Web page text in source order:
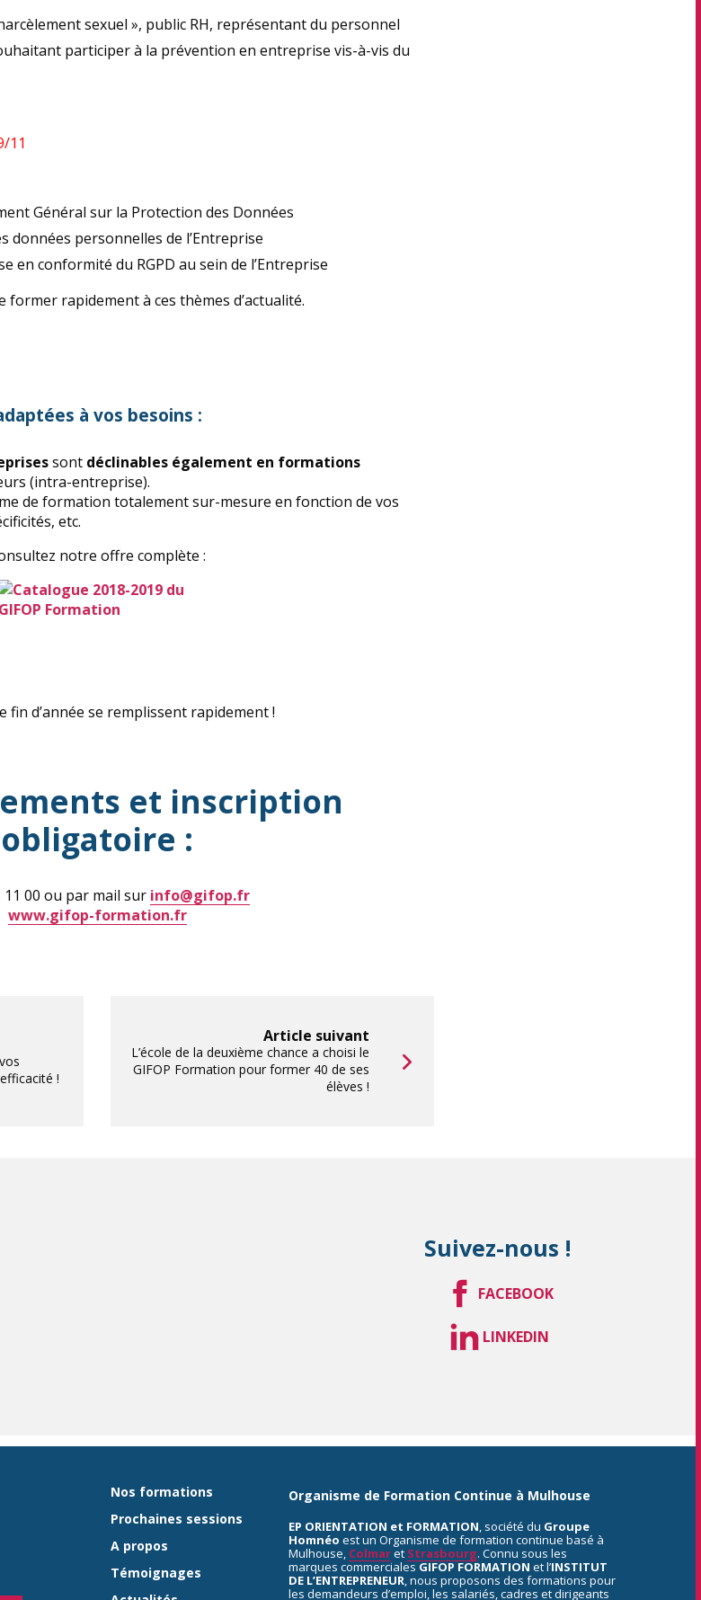
sexuel », public RH, représentant du personnel
participer à la prévention en entreprise vis-à-vis du
11
Général sur la Protection des Données
données personnelles de l’Entreprise
en conformité du RGPD au sein de l’Entreprise
rapidement à ces thèmes d’actualité.
à vos besoins :
sont déclinables également en formations
(intra-entreprise).
de formation totalement sur-mesure en fonction de vos
etc.
notre offre complète :
d’année se remplissent rapidement !
et inscription
obligatoire :
11 00 ou par mail sur info@gifop.fr
www.gifop-formation.fr
!
Article suivant
L’école de la deuxième chance a choisi le
GIFOP Formation pour former 40 de ses
élèves !
Suivez-nous !
FACEBOOK
LINKEDIN
Nos formations
Prochaines sessions
A propos
Témoignages
Organisme de Formation Continue à Mulhouse
EP ORIENTATION et FORMATION, société du Groupe
Homnéoest un Organisme de formation continue basé à
Mulhouse, Colmaret Strasbourg. Connu sous les
marques commercialesGIFOP FORMATION et l’INSTITUT
DE L’ENTREPRENEUR, nous proposons des formations pour
les demandeurs d’emploi, les salariés, cadres et dirigeants